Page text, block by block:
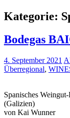
Kategorie:
Bodegas
4. September 2021
Überregional,
Spanisches
(Galizien)
von Kai Wunner